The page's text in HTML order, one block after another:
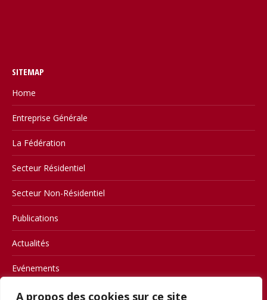
A propos des cookies sur ce site
SITEMAP
Home
Entreprise Générale
La Fédération
Secteur Résidentiel
Secteur Non-Résidentiel
Publications
Actualités
Evénements
Contact